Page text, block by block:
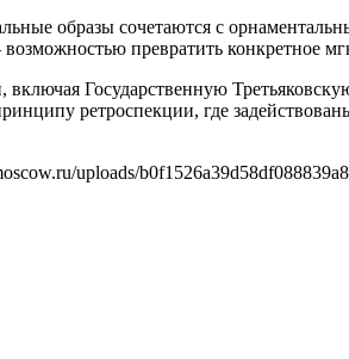
образы сочетаются с
превратить конкретное
Государственную
ретроспекции, где
uploads/